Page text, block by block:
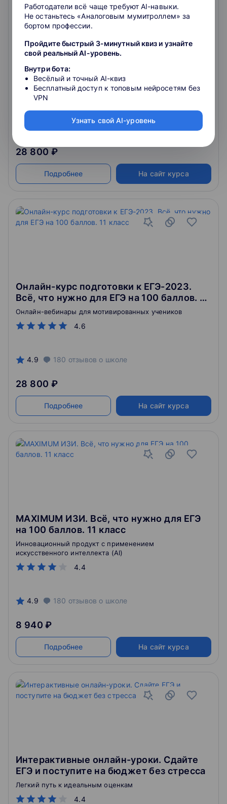
Онлайн-курс подготовки к ЕГЭ-2023.
Сдайте ЕГЭ по истории и поступите на
бюджет
4.6
по истории. Онлайн-вебинары для мотивированных
учеников
о школе
28 800 ₽
Подробнее На сайт курса
Онлайн-курс подготовки к ЕГЭ-2023.
Всё, что нужно для ЕГЭ на 100 баллов. 11
класс
4.6
Онлайн-вебинары для мотивированных учеников
4.9 180 отзывов о школе
28 800 ₽
Подробнее На сайт курса
MAXIMUM ИЗИ. Всё, что нужно для ЕГЭ
на 100 баллов. 11 класс
4.4
Инновационный продукт с применением
искусственного интеллекта (AI)
4.9 180 отзывов о школе
8 940 ₽
Подробнее На сайт курса
Интерактивные онлайн-уроки. Сдайте
ЕГЭ и поступите на бюджет без стресса
4.4
Легкий путь к идеальным оценкам
Работодатели всё чаще требуют AI-навыки.
Не останьтесь «Аналоговым мумитроллем» за
бортом профессии.
Пройдите быстрый 3-минутный квиз и узнайте
свой реальный AI-уровень.
Внутри бота:
Весёлый и точный AI-квиз
Бесплатный доступ к топовым нейросетям без
VPN
Узнать свой AI-уровень